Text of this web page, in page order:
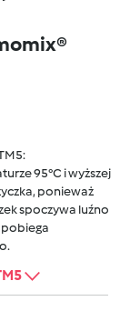
95°C i wyższej
ponieważ
spoczywa luźno